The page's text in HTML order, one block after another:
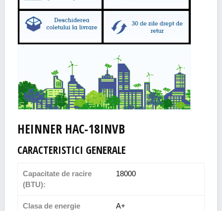
HEINNER HAC-18INVB
CARACTERISTICI GENERALE
Capacitate de racire
(BTU):
18000
Clasa de energie
A+